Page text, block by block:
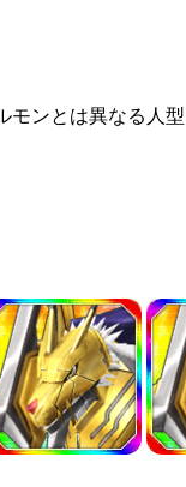
ンとは異なる